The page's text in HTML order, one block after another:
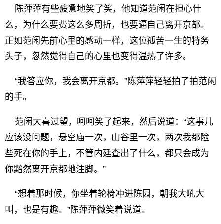
陈萍萍有些疲惫地笑了笑，他知道范闲在担心什
么，为什么要费这么多周折，也要逼自己离开京都。
正如范闲先前心里的感动一样，这位孤苦一生的特务
头子，忽然觉得自己的心里也变得温热了许多。
“我答应你，我会离开京都。”陈萍萍轻轻拍了拍范闲
的手。
范闲大喜过望，呵呵笑了起来，然后说道：“这事儿
应该没问题，悬空庙一次，山谷里一次，两次我都险
些死在你的手上，不管内廷查出了什么，都只会成为
你黯然离开京都地注脚。”
“想着那时候，你坐着轮椅冲进陈园，朝我大吼大
叫，也是有趣。”陈萍萍微笑着说道。